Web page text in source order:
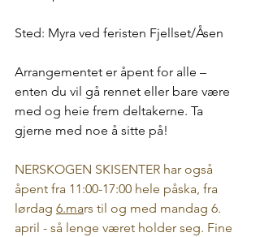
Sted: Myra ved feristen Fjellset/Åsen
Arrangementet er åpent for alle –
enten du vil gå rennet eller bare være
med og heie frem deltakerne. Ta
gjerne med noe å sitte på!
NERSKOGEN SKISENTER har også
åpent fra 11:00-17:00 hele påska, fra
lørdag 6.mars til og med mandag 6.
april - så lenge været holder seg. Fine